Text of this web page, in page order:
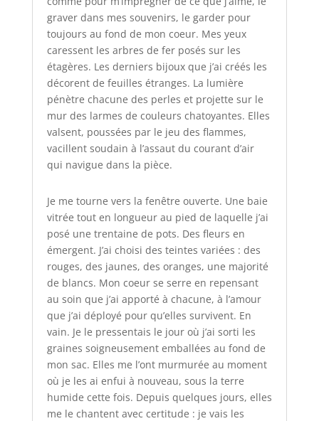
graver dans mes souvenirs, le garder pour
toujours au fond de mon coeur. Mes yeux
caressent les arbres de fer posés sur les
étagères. Les derniers bijoux que j’ai créés les
décorent de feuilles étranges. La lumière
pénètre chacune des perles et projette sur le
mur des larmes de couleurs chatoyantes. Elles
valsent, poussées par le jeu des flammes,
vacillent soudain à l’assaut du courant d’air
qui navigue dans la pièce.
Je me tourne vers la fenêtre ouverte. Une baie
vitrée tout en longueur au pied de laquelle j’ai
posé une trentaine de pots. Des fleurs en
émergent. J’ai choisi des teintes variées : des
rouges, des jaunes, des oranges, une majorité
de blancs. Mon coeur se serre en repensant
au soin que j’ai apporté à chacune, à l’amour
que j’ai déployé pour qu’elles survivent. En
vain. Je le pressentais le jour où j’ai sorti les
graines soigneusement emballées au fond de
mon sac. Elles me l’ont murmurée au moment
où je les ai enfui à nouveau, sous la terre
humide cette fois. Depuis quelques jours, elles
me le chantent avec certitude : je vais les